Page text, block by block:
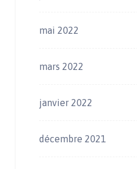
mai 2022
mars 2022
janvier 2022
décembre 2021